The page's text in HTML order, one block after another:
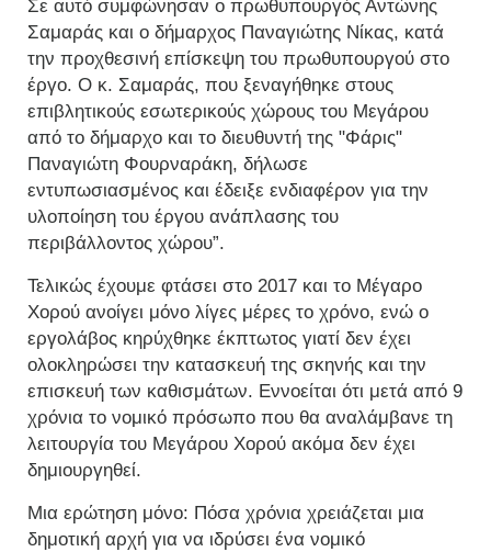
Σε αυτό συμφώνησαν ο πρωθυπουργός Αντώνης
Σαμαράς και ο δήμαρχος Παναγιώτης Νίκας, κατά
την προχθεσινή επίσκεψη του πρωθυπουργού στο
έργο. Ο κ. Σαμαράς, που ξεναγήθηκε στους
επιβλητικούς εσωτερικούς χώρους του Μεγάρου
από το δήμαρχο και το διευθυντή της "Φάρις"
Παναγιώτη Φουρναράκη, δήλωσε
εντυπωσιασμένος και έδειξε ενδιαφέρον για την
υλοποίηση του έργου ανάπλασης του
περιβάλλοντος χώρου”.
Τελικώς έχουμε φτάσει στο 2017 και το Μέγαρο
Χορού ανοίγει μόνο λίγες μέρες το χρόνο, ενώ ο
εργολάβος κηρύχθηκε έκπτωτος γιατί δεν έχει
ολοκληρώσει την κατασκευή της σκηνής και την
επισκευή των καθισμάτων. Εννοείται ότι μετά από 9
χρόνια το νομικό πρόσωπο που θα αναλάμβανε τη
λειτουργία του Μεγάρου Χορού ακόμα δεν έχει
δημιουργηθεί.
Μια ερώτηση μόνο: Πόσα χρόνια χρειάζεται μια
δημοτική αρχή για να ιδρύσει ένα νομικό